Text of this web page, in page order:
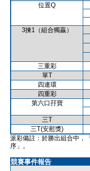
位置Q
3揀1（組合獨贏）
三重彩
單T
四連環
四重彩
第六口孖寶
三T
三T(安慰獎)
派彩備註：於勝出組合中，
序」。
競賽事件報告